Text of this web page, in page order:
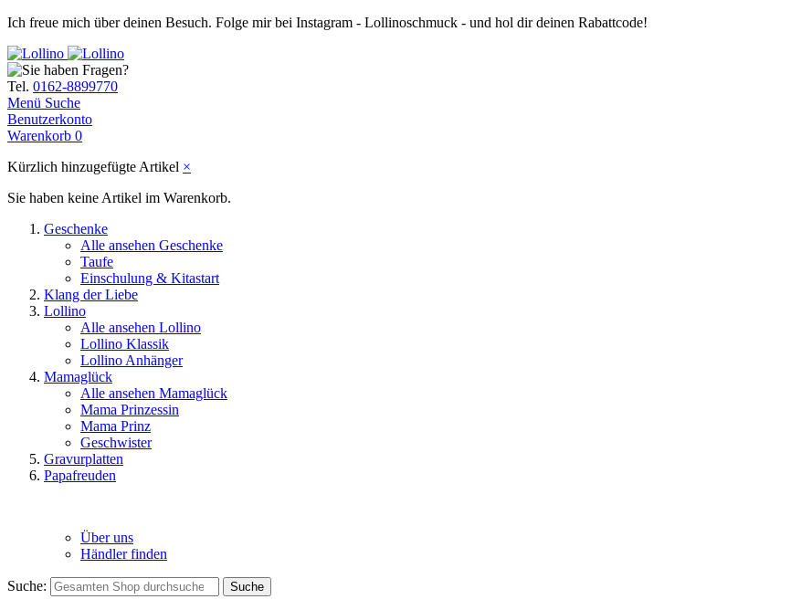
Ich freue mich über deinen Besuch. Folge mir bei Instagram - Lollinoschmuck - und hol dir deinen Rabattcode!
Tel. 0162-8899770
Menü Suche
Benutzerkonto
Warenkorb 0
Kürzlich hinzugefügte Artikel ×
Sie haben keine Artikel im Warenkorb.
Geschenke
Alle ansehen Geschenke
Taufe
Einschulung & Kitastart
Klang der Liebe
Lollino
Alle ansehen Lollino
Lollino Klassik
Lollino Anhänger
Mamaglück
Alle ansehen Mamaglück
Mama Prinzessin
Mama Prinz
Geschwister
Gravurplatten
Papafreuden
Über uns
Händler finden
Suche: Suche